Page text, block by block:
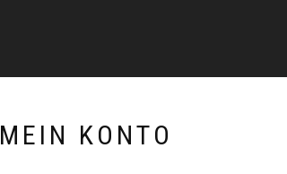
MEIN KONTO